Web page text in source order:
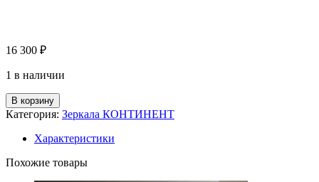
16 300 ₽
1 в наличии
В корзину
Категория: Зеркала КОНТИНЕНТ
Характеристики
Похожие товары